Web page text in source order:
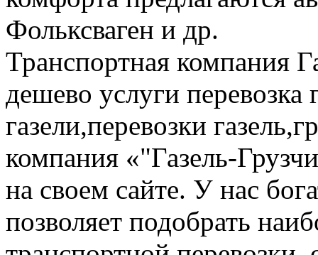
Фольксваген и др.
Транспортная компания
дешево услуги перевозка
газели,перевозки
компания «"Газель-
на своем сайте. У нас
позволяет подобрать